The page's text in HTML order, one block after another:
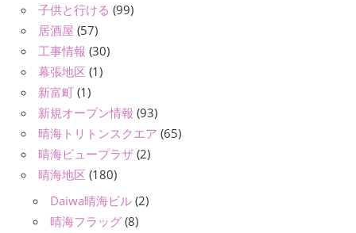
子供と行ける (99)
居酒屋 (57)
工事情報 (30)
幕張地区 (1)
新富町 (1)
新規オープン情報 (93)
晴海トリトンスクエア (65)
晴海ビュープラザ (2)
晴海地区 (180)
Daiwa晴海ビル (2)
晴海フラッグ (8)